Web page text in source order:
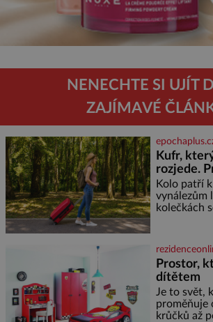
NENECHTE SI UJÍT
ZAJÍMAVÉ
Kufr,
rozjede.
kolečka
Kolo patří
vynálezům
kolečkách
zádech
povozy.
nápad,
kolečka.
dlouho
na letišti
Prostor,
dítětem
Je to svět,
proměňuje
krůčků až